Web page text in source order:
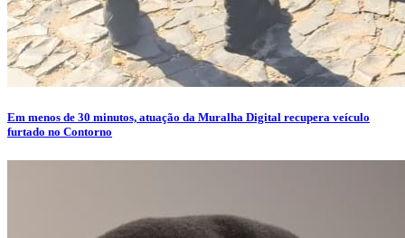
Em menos de 30 minutos, atuação da Muralha Digital recupera veículo
furtado no Contorno